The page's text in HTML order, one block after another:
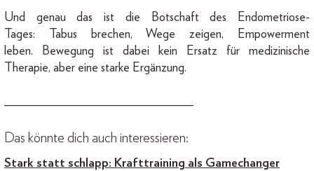
Und genau das ist die Botschaft des Endometriose-
Tages: Tabus brechen, Wege zeigen, Empowerment
leben. Bewegung ist dabei kein Ersatz für medizinische
Therapie, aber eine starke Ergänzung.
______________________________
Das könnte dich auch interessieren:
Stark statt schlapp: Krafttraining als Gamechanger